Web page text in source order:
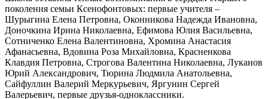
поколения семьи Ксенофонтовых: первые учителя –
Шурыгина Елена Петровна, Оконникова Надежда Ивановна,
Доночкина Ирина Николаевна, Ефимова Юлия Васильевна,
Сотниченко Елена Валентиновна, Хромина Анастасия
Афанасьевна, Вдовина Роза Михайловна, Красненкова
Клавдия Петровна, Строгова Валентина Николаевна, Луканов
Юрий Александрович, Тюрина Людмила Анатольевна,
Сайфуллин Валерий Меркурьевич, Яргунин Сергей
Валерьевич, первые друзья-одноклассники.